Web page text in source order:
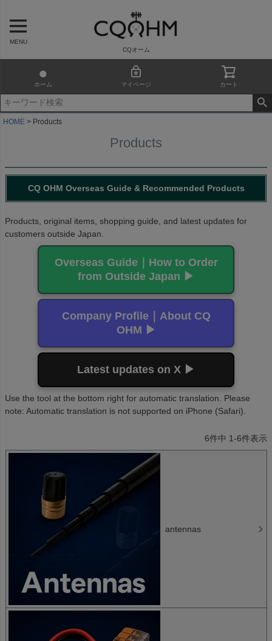
MENU
CQオーム
ホーム マイページ カート
HOME Products
Products
CQ OHM Overseas Guide & Recommended Products
Products, original items, shopping guide, and latest updates for
customers outside Japan.
Overseas Guide｜How to Order
from Outside Japan ▶
Company Profile｜About CQ
OHM ▶
Latest updates on X ▶
Use the tool at the bottom right for automatic translation. Please
note: Automatic translation is not supported on iPhone (Safari).
6件中 1-6件表示
antennas